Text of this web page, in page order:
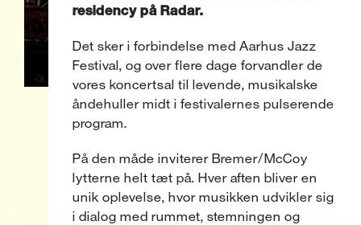
residency på Radar.
Det sker i forbindelse med Aarhus Jazz
Festival, og over flere dage forvandler de
vores koncertsal til levende, musikalske
åndehuller midt i festivalernes pulserende
program.
På den måde inviterer Bremer/McCoy
lytterne helt tæt på. Hver aften bliver en
unik oplevelse, hvor musikken udvikler sig
i dialog med rummet, stemningen og